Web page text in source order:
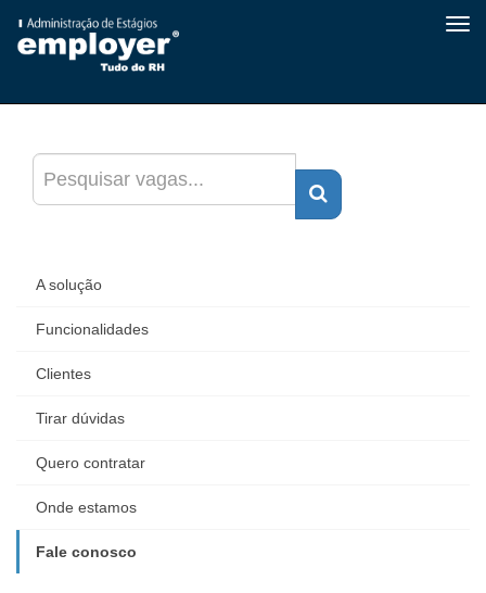
A solução
Funcionalidades
Clientes
Tirar dúvidas
Quero contratar
Onde estamos
Fale conosco